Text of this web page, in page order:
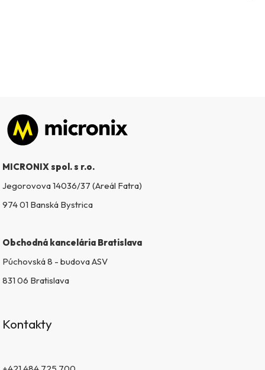
Zápätie
MICRONIX spol. s r.o.
Jegorovova 14036/37 (Areál Fatra)
974 01 Banská Bystrica
Obchodná kancelária Bratislava
Púchovská 8 - budova ASV
831 06 Bratislava
Kontakty